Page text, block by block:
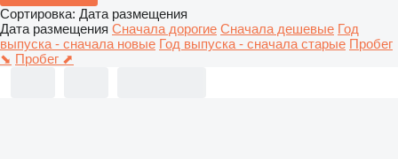
Сортировка: Дата размещения
Дата размещения Сначала дорогие Сначала дешевые Год
выпуска - сначала новые Год выпуска - сначала старые Пробег
⬊ Пробег ⬈